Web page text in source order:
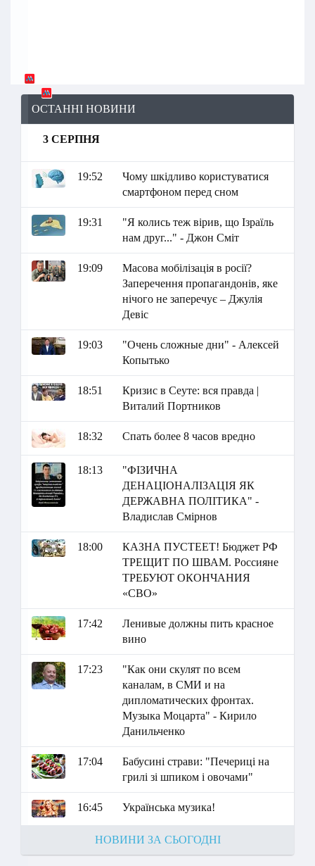
ОСТАННІ НОВИНИ
3 СЕРПНЯ
19:52
Чому шкідливо користуватися
смартфоном перед сном
19:31
"Я колись теж вірив, що Ізраїль
нам друг..." - Джон Сміт
19:09
Масова мобілізація в росії?
Заперечення пропагандонів, яке
нічого не заперечує – Джулія
Девіс
19:03
"Очень сложные дни" - Алексей
Копытько
18:51
Кризис в Сеуте: вся правда |
Виталий Портников
18:32 Спать более 8 часов вредно
18:13
"ФІЗИЧНА
ДЕНАЦІОНАЛІЗАЦІЯ ЯК
ДЕРЖАВНА ПОЛІТИКА" -
Владислав Смірнов
18:00
КАЗНА ПУСТЕЕТ! Бюджет РФ
ТРЕЩИТ ПО ШВАМ. Россияне
ТРЕБУЮТ ОКОНЧАНИЯ
«СВО»
17:42
Ленивые должны пить красное
вино
17:23
"Как они скулят по всем
каналам, в СМИ и на
дипломатических фронтах.
Музыка Моцарта" - Кирило
Данильченко
17:04
Бабусині страви: "Печериці на
грилі зі шпиком і овочами"
16:45 Українська музика!
НОВИНИ ЗА СЬОГОДНІ